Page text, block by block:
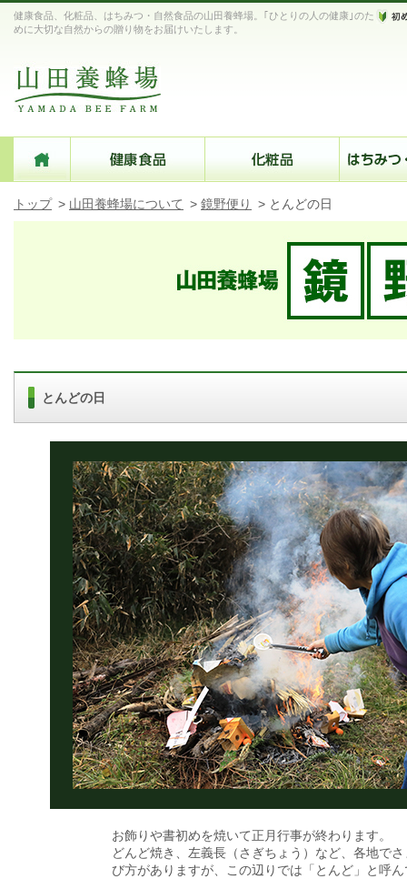
健康食品、化粧品、はちみつ・自然食品の山田養蜂場。｢ひとりの人の健康｣のた
めに大切な自然からの贈り物をお届けいたします。
トップ > 山田養蜂場について > 鏡野便り > とんどの日
とんどの日
お飾りや書初めを焼いて正月行事が終わります。
どんど焼き、左義長（さぎちょう）など、各地で
び方がありますが、この辺りでは「とんど」と呼